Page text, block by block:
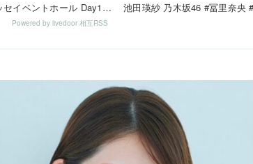
『乃木坂46 大感謝祭2024@幕張メッセイベントホール Day1』セットリスト【#乃木坂46大感謝祭2024】【#N46BTF】【セトリ】
Powered by livedoor 相互RSS